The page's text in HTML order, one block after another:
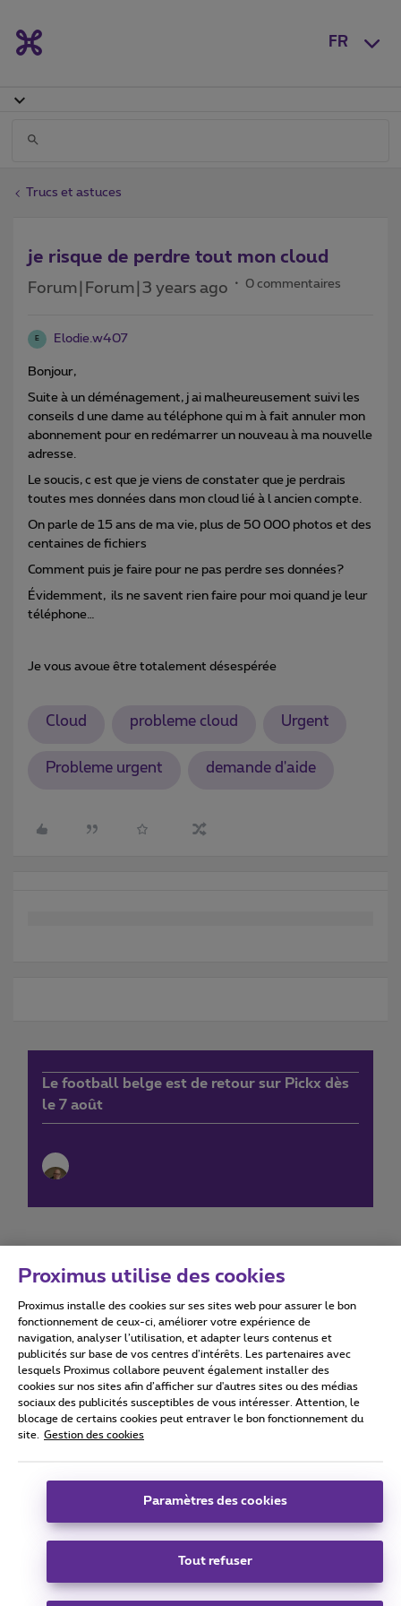
FR
Trucs et astuces
je risque de perdre tout mon cloud
Forum|Forum|3 years ago 0 commentaires
E Elodie.w407
Bonjour,
Suite à un déménagement, j ai malheureusement suivi les
conseils d une dame au téléphone qui m à fait annuler mon
abonnement pour en redémarrer un nouveau à ma nouvelle
adresse.
Le soucis, c est que je viens de constater que je perdrais
toutes mes données dans mon cloud lié à l ancien compte.
On parle de 15 ans de ma vie, plus de 50 000 photos et des
centaines de fichiers
Comment puis je faire pour ne pas perdre ses données?
Évidemment, ils ne savent rien faire pour moi quand je leur
téléphone…
Je vous avoue être totalement désespérée
Cloud probleme cloud Urgent
Probleme urgent demande d'aide
Le football belge est de retour sur Pickx dès
le 7 août
Conditions d'utilisation Accessibility statement
Tous droits réservés. © 2026
Conditions générales, info consommateur
Coordonnées de l’entreprise
Boulevard du Roi Albert II 27 - B-1030 Bruxelles.
Carrier & Wholesale Solutions
Proximus utilise des cookies
Proximus installe des cookies sur ses sites web pour assurer le bon
fonctionnement de ceux-ci, améliorer votre expérience de
navigation, analyser l’utilisation, et adapter leurs contenus et
publicités sur base de vos centres d’intérêts. Les partenaires avec
lesquels Proximus collabore peuvent également installer des
cookies sur nos sites afin d’afficher sur d'autres sites ou des médias
sociaux des publicités susceptibles de vous intéresser. Attention, le
blocage de certains cookies peut entraver le bon fonctionnement du
site.
Gestion des cookies
Paramètres des cookies
Tout refuser